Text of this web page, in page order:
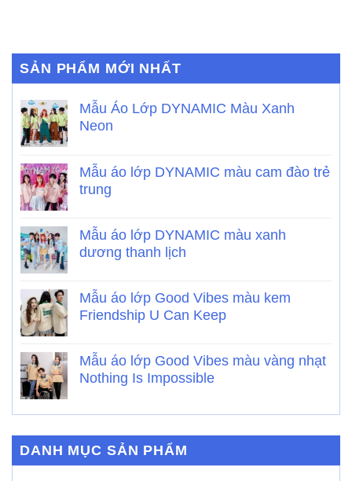
SẢN PHẨM MỚI NHẤT
Mẫu Áo Lớp DYNAMIC Màu Xanh
Neon
Mẫu áo lớp DYNAMIC màu cam đào trẻ
trung
Mẫu áo lớp DYNAMIC màu xanh
dương thanh lịch
Mẫu áo lớp Good Vibes màu kem
Friendship U Can Keep
Mẫu áo lớp Good Vibes màu vàng nhạt
Nothing Is Impossible
DANH MỤC SẢN PHẨM